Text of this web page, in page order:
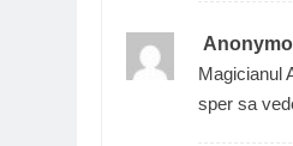
Magicianul
sper sa